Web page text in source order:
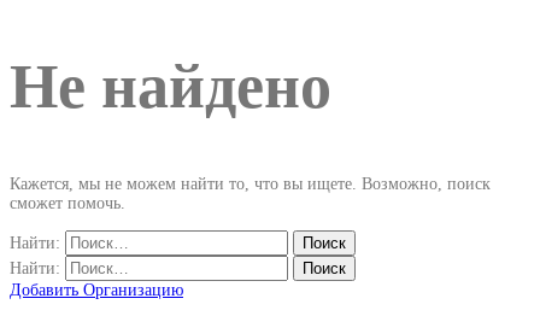
Не найдено
Кажется, мы не можем найти то, что вы ищете. Возможно, поиск
сможет помочь.
Найти:
Найти:
Добавить Организацию